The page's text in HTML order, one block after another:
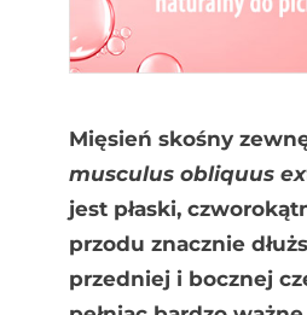
Mięsień skośny
musculus obliquus
jest płaski,
przodu znacznie
przedniej i bocznej